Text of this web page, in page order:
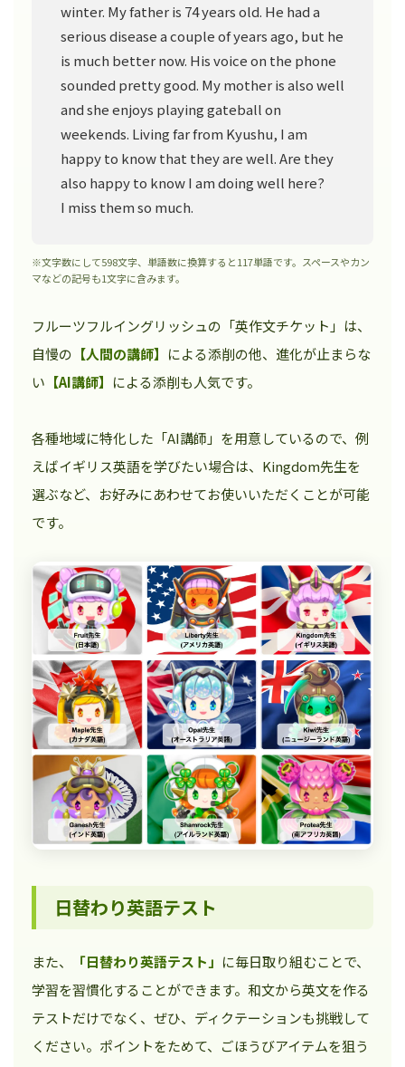
winter. My father is 74 years old. He had a
serious disease a couple of years ago, but he
is much better now. His voice on the phone
sounded pretty good. My mother is also well
and she enjoys playing gateball on
weekends. Living far from Kyushu, I am
happy to know that they are well. Are they
also happy to know I am doing well here?
I miss them so much.
※文字数にして598文字、単語数に換算すると117単語です。スペースやカン
マなどの記号も1文字に含みます。
フルーツフルイングリッシュの「英作文チケット」は、
自慢の 【人間の講師】 による添削の他、進化が止まらな
い 【AI講師】 による添削も人気です。
各種地域に特化した「AI講師」を用意しているので、例
えばイギリス英語を学びたい場合は、Kingdom先生を
選ぶなど、お好みにあわせてお使いいただくことが可能
です。
日替わり英語テスト
また、 「日替わり英語テスト」 に毎日取り組むことで、
学習を習慣化することができます。和文から英文を作る
テストだけでなく、ぜひ、ディクテーションも挑戦して
ください。ポイントをためて、ごほうびアイテムを狙う